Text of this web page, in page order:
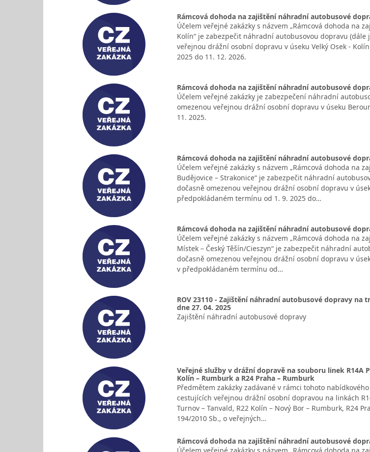
Rámcová dohoda na zajištění náhradní autobusové
Účelem veřejné zakázky s názvem „Rámcová dohoda na
Kolín“ je zabezpečit náhradní autobusovou dopravu
veřejnou drážní osobní dopravu v úseku Velký Osek -
2025 do 11. 12. 2026.
Rámcová dohoda na zajištění náhradní autobusové
Účelem veřejné zakázky je zabezpečení náhradní
omezenou veřejnou drážní osobní dopravu v úseku
11. 2025.
Rámcová dohoda na zajištění náhradní autobusové
Účelem veřejné zakázky s názvem „Rámcová dohoda na
Budějovice – Strakonice“ je zabezpečit náhradní
dočasně omezenou veřejnou drážní osobní dopravu v
předpokládaném termínu od 1. 9. 2025 do…
Rámcová dohoda na zajištění náhradní autobusové
Účelem veřejné zakázky s názvem „Rámcová dohoda na
Místek – Český Těšín/Cieszyn“ je zabezpečit náhradní
dočasně omezenou veřejnou drážní osobní dopravu v
v předpokládaném termínu od…
ROV 23110 - Zajištění náhradní autobusové dopravy na
dne 27. 04. 2025
Zajištění náhradní autobusové dopravy
Veřejné služby v drážní dopravě na souboru linek R14A
Kolín – Rumburk a R24 Praha – Rumburk
Předmětem zakázky zadávané v rámci tohoto
cestujících veřejnou drážní osobní dopravou na linkách
Turnov – Tanvald, R22 Kolín – Nový Bor – Rumburk, R24
194/2010 Sb., o veřejných…
Rámcová dohoda na zajištění náhradní autobusové